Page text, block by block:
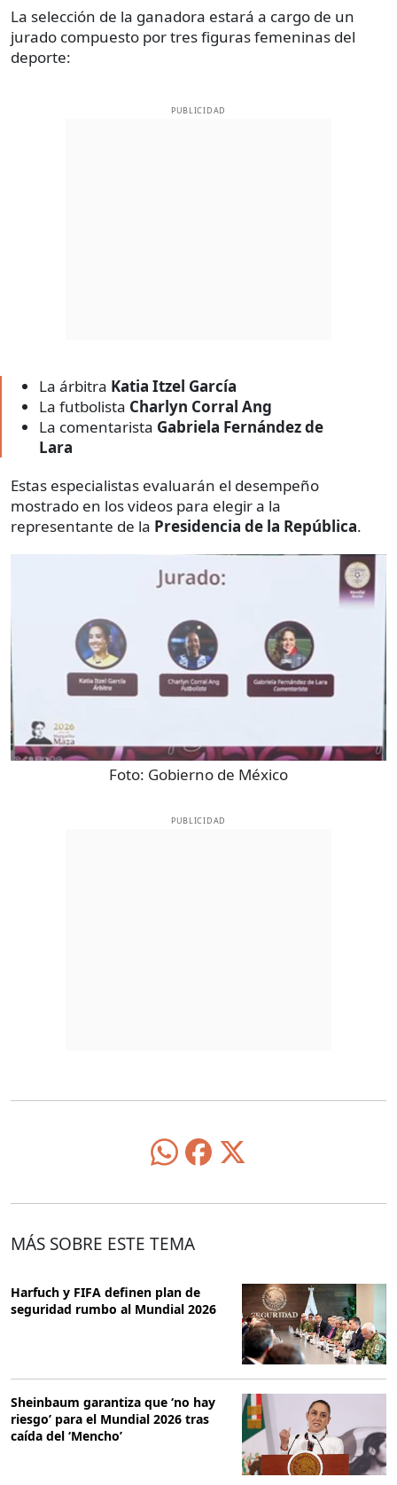
La selección de la ganadora estará a cargo de un
jurado compuesto por tres figuras femeninas del
deporte:
PUBLICIDAD
La árbitra Katia Itzel García
La futbolista Charlyn Corral Ang
La comentarista Gabriela Fernández de
Lara
Estas especialistas evaluarán el desempeño
mostrado en los videos para elegir a la
representante de la Presidencia de la República.
Foto: Gobierno de México
PUBLICIDAD
MÁS SOBRE ESTE TEMA
Harfuch y FIFA definen plan de
seguridad rumbo al Mundial 2026
Sheinbaum garantiza que ‘no hay
riesgo’ para el Mundial 2026 tras
caída del ‘Mencho’